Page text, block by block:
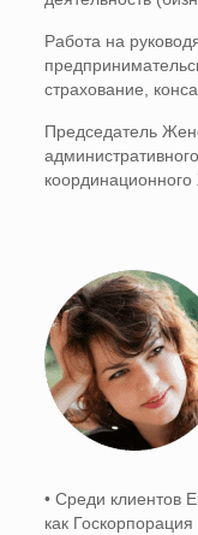
Работа на
страхование,
Председатель
• Среди клиентов
как